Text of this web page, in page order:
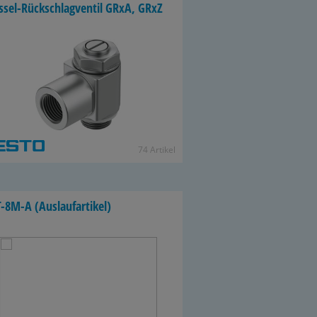
​Rückschlagventil GRxA, GRxZ
74 Ar­ti­kel
​8M-A (Aus­lauf­ar­ti­kel)